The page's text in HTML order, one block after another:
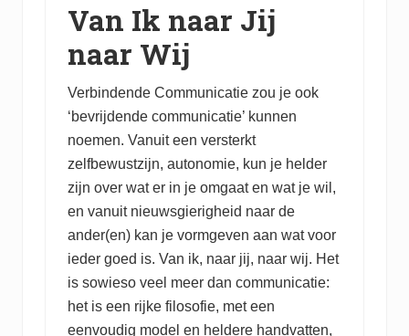
Van Ik naar Jij
naar Wij
Verbindende Communicatie zou je ook
‘bevrijdende communicatie’ kunnen
noemen. Vanuit een versterkt
zelfbewustzijn, autonomie, kun je helder
zijn over wat er in je omgaat en wat je wil,
en vanuit nieuwsgierigheid naar de
ander(en) kan je vormgeven aan wat voor
ieder goed is. Van ik, naar jij, naar wij. Het
is sowieso veel meer dan communicatie:
het is een rijke filosofie, met een
eenvoudig model en heldere handvatten,